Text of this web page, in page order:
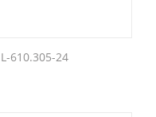
610.305-24